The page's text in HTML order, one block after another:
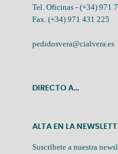
Tel. Oficinas - (+34) 971
Fax. (+34) 971 431 225
pedidosvera@cialvera.es
DIRECTO A...
ALTA EN LA
Suscríbete a nuestra